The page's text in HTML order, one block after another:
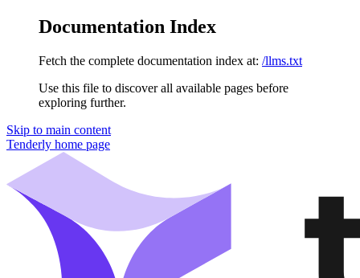
Documentation Index
Fetch the complete documentation index at: /llms.txt
Use this file to discover all available pages before
exploring further.
Skip to main content
Tenderly home page